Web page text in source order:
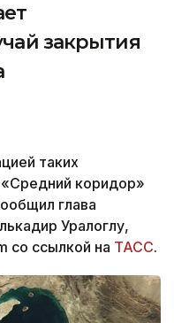
закрытия
таких
«Средний коридор»
глава
Уралоглу,
со ссылкой на ТАСС.